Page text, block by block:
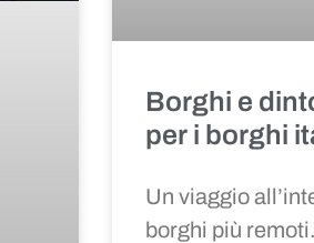
Borghi e
per i borghi
Un viaggio
borghi più